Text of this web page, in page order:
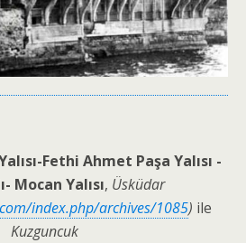
Fethi Ahmet Paşa Yalısı -
Mocan Yalısı, Üsküdar
index.php/archives/1085) ile
Kuzguncuk